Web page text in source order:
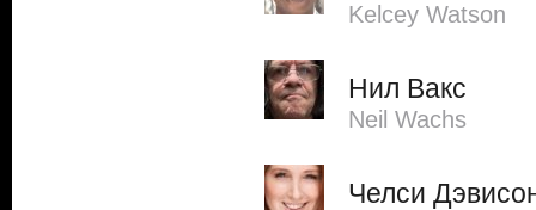
Kelcey Watson
Нил Вакс
Neil Wachs
Челси